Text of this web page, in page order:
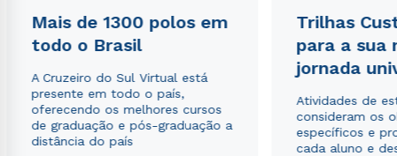
Mais de 1300 polos em
todo o Brasil
A Cruzeiro do Sul Virtual está
presente em todo o país,
oferecendo os melhores cursos
de graduação e pós-graduação a
distância do país
Trilhas
para a sua
jornada
Atividades de
consideram os
específicos e
cada aluno e
Estou de acordo com a Política de Privacidade.
autorizo que meus dados sejam utilizados para o
envio de conteúdos da Cruzeiro do Sul.